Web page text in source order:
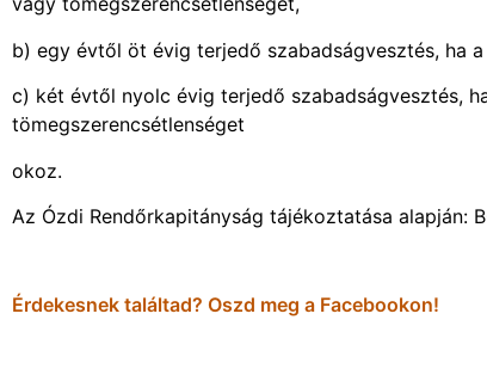
b) egy évtől öt évig terjedő szabadságvesztés, ha
c) két évtől nyolc évig terjedő szabadságvesztés,
tömegszerencsétlenséget
okoz.
Az Ózdi Rendőrkapitányság tájékoztatása alapján:
Érdekesnek találtad? Oszd meg a Facebookon!